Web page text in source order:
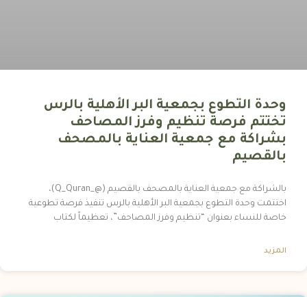
وحدة التطوع بجمعية البر الأهلية بالرس
تختتم فرصة تنظيم وفرز المصاحف
بشراكة مع جمعية العناية بالمصحف
بالقصيم
بالشراكة مع جمعية العناية بالمصحف بالقصيم (@_Q_Quran)،
اختتمت وحدة التطوع بجمعية البر الأهلية بالرس تنفيذ فرصة تطوعية
خاصة للنساء بعنوان “تنظيم وفرز المصاحف”، تعظيماً لكتاب
المزيد